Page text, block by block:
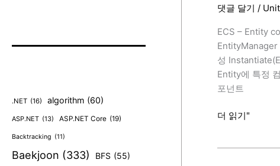
.NET (16) algorithm (60)
ASP.NET (13) ASP.NET Core (19)
Backtracking (11)
Baekjoon (333) BFS (55)
댓글 달기 /
ECS – Entity
EntityManager
성
Entity에 특정
포넌트
ECS
더 읽기"